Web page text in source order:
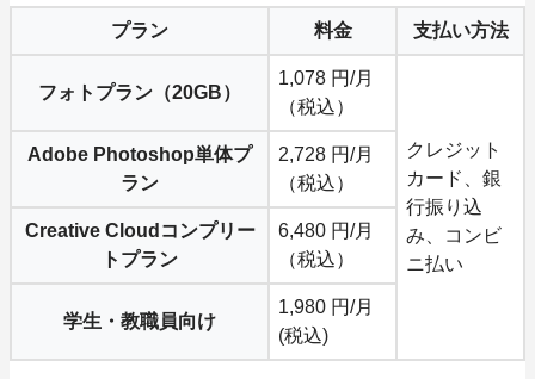
プラン 料金 支払い方法
フォトプラン（20GB）
1,078 円/月
（税込）
クレジット
カード、銀
行振り込
み、コンビ
ニ払い
Adobe Photoshop単体プ
ラン
2,728 円/月
（税込）
Creative Cloudコンプリー
トプラン
6,480 円/月
（税込）
学生・教職員向け
1,980 円/月
(税込)